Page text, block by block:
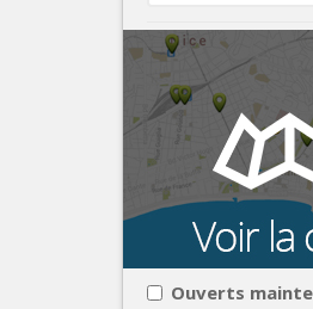
Ouverts